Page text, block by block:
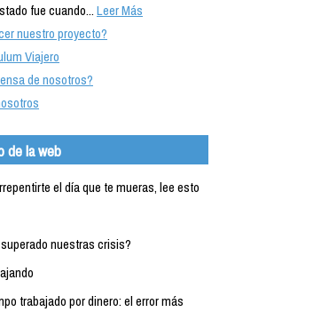
fue cuando...Leer Más
nuestro proyecto?
Viajero
de nosotros?
de la web
el día que te mueras, lee esto
nuestras crisis?
trabajado por dinero: el error más